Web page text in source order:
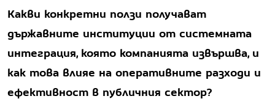
Какви конкретни ползи получават
държавните институции от системната
интеграция, която компанията извършва, и
как това влияе на оперативните разходи и
ефективност в публичния сектор?